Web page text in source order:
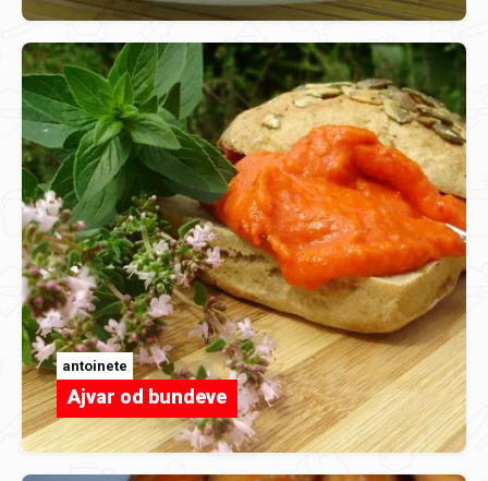
antoinete
Ajvar od bundeve